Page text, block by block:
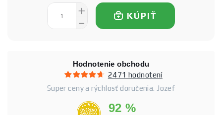
KÚPIŤ
Hodnotenie obchodu
2471 hodnotení
Super ceny a rýchlosť doručenia. Jozef
92 %